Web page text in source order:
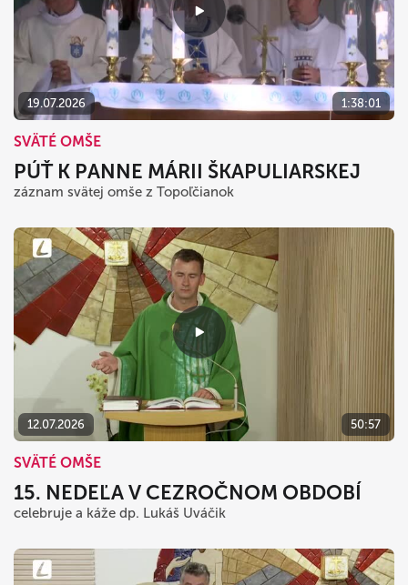
19.07.2026 1:38:01
SVÄTÉ OMŠE
PÚŤ K PANNE MÁRII ŠKAPULIARSKEJ
záznam svätej omše z Topoľčianok
12.07.2026 50:57
SVÄTÉ OMŠE
15. NEDEĽA V CEZROČNOM OBDOBÍ
celebruje a káže dp. Lukáš Uváčik